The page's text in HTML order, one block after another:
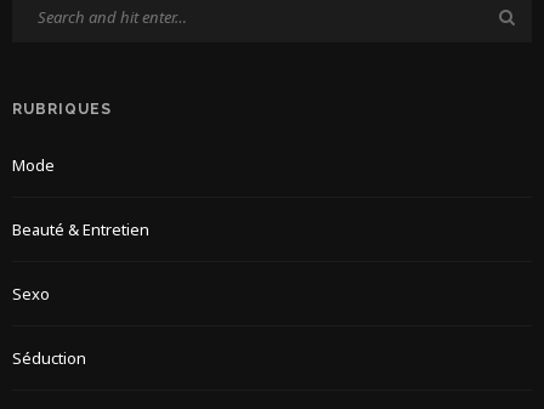
RUBRIQUES
Mode
Beauté & Entretien
Sexo
Séduction